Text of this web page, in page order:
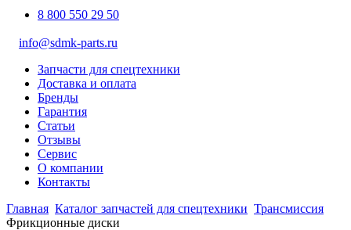
8 800 550 29 50
info@sdmk-parts.ru
Запчасти для спецтехники
Доставка и оплата
Бренды
Гарантия
Статьи
Отзывы
Сервис
О компании
Контакты
Главная Каталог запчастей для спецтехники Трансмиссия
Фрикционные диски